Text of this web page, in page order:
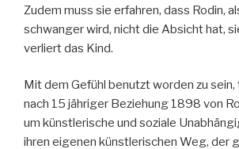
Zudem muss sie erfahren, dass Rodin,
schwanger wird, nicht die Absicht hat,
verliert das Kind.
Mit dem Gefühl benutzt worden zu sein,
nach 15 jähriger Beziehung 1898 von
um künstlerische und soziale
ihren eigenen künstlerischen Weg, der